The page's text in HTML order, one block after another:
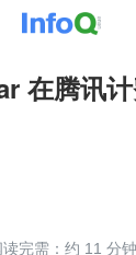
在腾讯
读完需：约 11 分钟